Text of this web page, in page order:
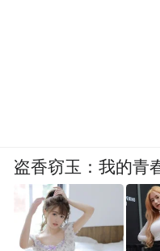
盗香窃玉：我的青